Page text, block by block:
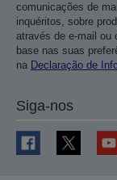
comunicações de
inquéritos, sobre
através de e-mail ou
base nas suas
na Declaração de
Siga-nos